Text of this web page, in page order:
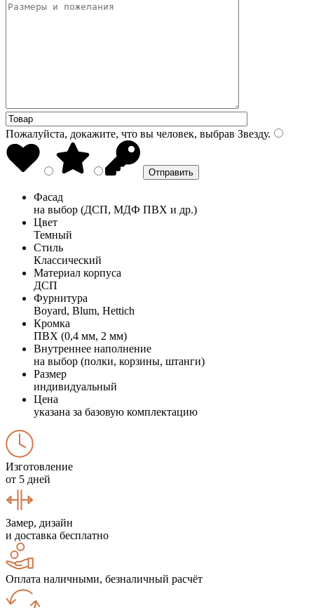
Пожалуйста, докажите, что вы человек, выбрав Звезду.
Фасад
на выбор (ДСП, МДФ ПВХ и др.)
Цвет
Темный
Стиль
Классический
Материал корпуса
ДСП
Фурнитура
Boyard, Blum, Hettich
Кромка
ПВХ (0,4 мм, 2 мм)
Внутреннее наполнение
на выбор (полки, корзины, штанги)
Размер
индивидуальный
Цена
указана за базовую комплектацию
Изготовление
от 5 дней
Замер, дизайн
и доставка бесплатно
Оплата наличными, безналичный расчёт